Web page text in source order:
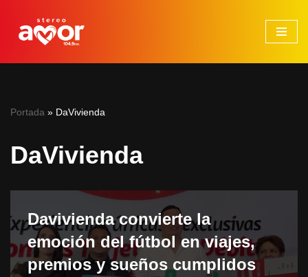
Saltar
Portada » DaVivienda
DaVivienda
Davivienda convierte la
emoción del fútbol en viajes,
premios y sueños cumplidos